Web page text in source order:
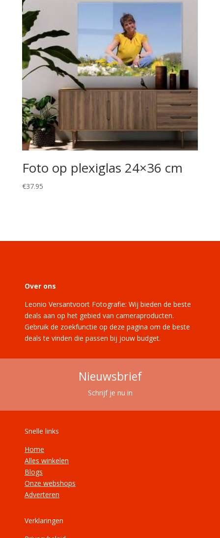
Foto op plexiglas 24×36 cm
€37.95
Over ons
Leonio Versantvoort Fotografie: Wij bieden de beste
deals aan op het gebied van cameraproducten.
Gebruik de zoekfunctie op deze pagina om de beste
deals te vinden die passen bij jouw budget.
Nieuwsbrief
Schrijf je nu in
Snelle links
Home
Alles winkelen
Blogs
Onze webshops
Adverteren
Verklaringen